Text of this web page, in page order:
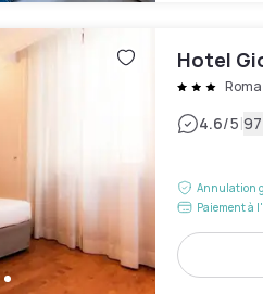
Hotel
Roma
4.6/5|
Annulation
Paiement à